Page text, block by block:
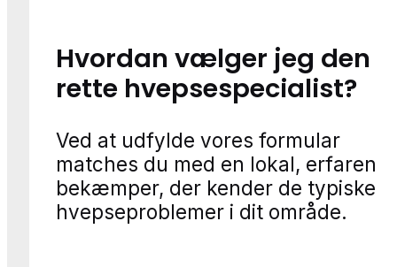
Hvordan vælger jeg den
rette hvepsespecialist?
Ved at udfylde vores formular
matches du med en lokal, erfaren
bekæmper, der kender de typiske
hvepseproblemer i dit område.